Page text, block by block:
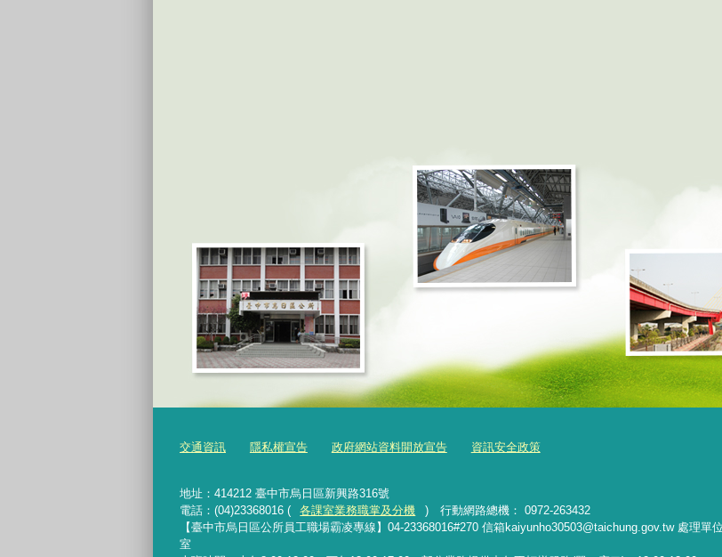
交通資訊 隱私權宣告 政府網站資料開放宣告 資訊安全政策
地址：414212 臺中市烏日區新興路316號
電話：(04)23368016 (
各課室業務職掌及分機
) 行動網路總機： 0972-263432
【臺中市烏日區公所員工職場霸凌專線】04-23368016#270 信箱kaiyunho30503@taichung.gov.tw 處理單
室